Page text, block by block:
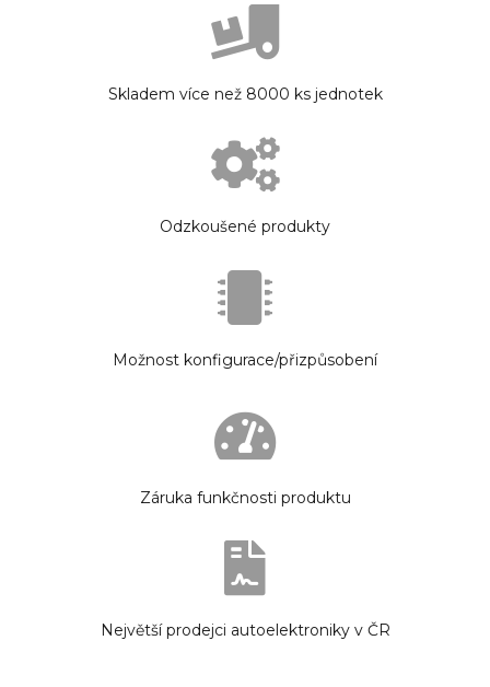
Skladem více než 8000 ks jednotek
Odzkoušené produkty
Možnost konfigurace/přizpůsobení
Záruka funkčnosti produktu
Největší prodejci autoelektroniky v ČR